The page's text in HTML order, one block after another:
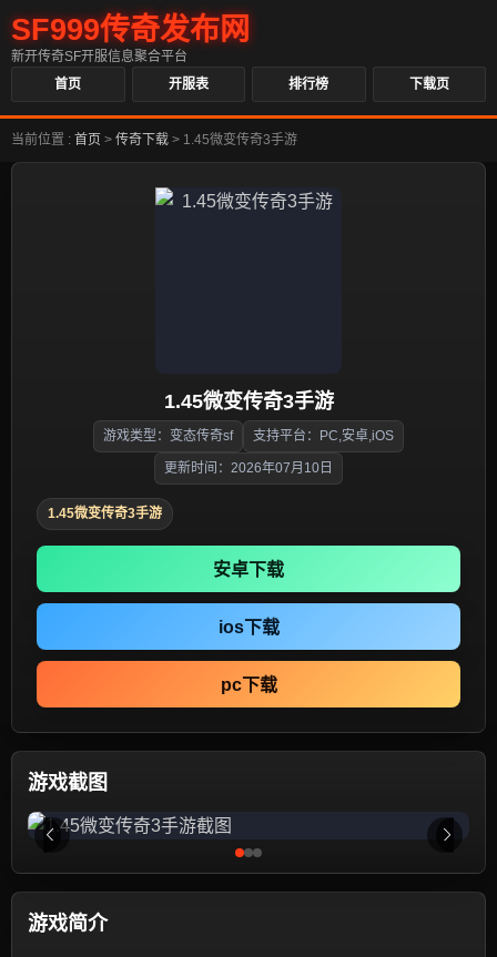
SF999传奇发布网
新开传奇SF开服信息聚合平台
首页
开服表 排行榜 下载页
当前位置 : 首页 > 传奇下载 > 1.45微变传奇3手游
1.45微变传奇3手游
游戏类型：变态传奇sf 支持平台：PC,安卓,iOS
更新时间：2026年07月10日
1.45微变传奇3手游
安卓下载
ios下载
pc下载
游戏截图
游戏简介